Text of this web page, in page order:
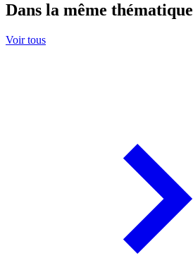
Dans la même thématique
Voir tous